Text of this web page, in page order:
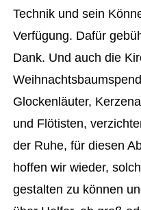
Technik und sein
Verfügung. Dafür
Dank. Und auch die
Glockenläuter,
und Flötisten,
der Ruhe, für diesen
hoffen wir wieder,
gestalten zu können